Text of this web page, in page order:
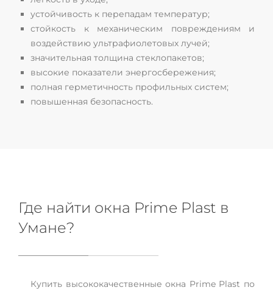
устойчивость к перепадам температур;
стойкость к механическим повреждениям и
воздействию ультрафиолетовых лучей;
значительная толщина стеклопакетов;
высокие показатели энергосбережения;
полная герметичность профильных систем;
повышенная безопасность.
Где найти окна Prime Plast в
Умане?
Купить высококачественные окна Prime Plast по